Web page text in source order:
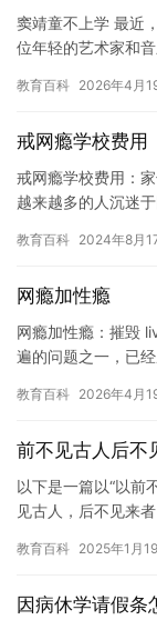
窦靖童不上学 最近
位年轻的艺术家和
教育百科 2026年4月
戒网瘾学校费用
戒网瘾学校费用：
越来越多的人沉迷
决方…
教育百科 2024年8月
网瘾加性瘾
网瘾加性瘾：摧毁
遍的问题之一，已
教育百科 2026年4月
前不见古人后不
以下是一篇以“以前
见古人，后不见来
教育百科 2025年1月
因病休学请假条